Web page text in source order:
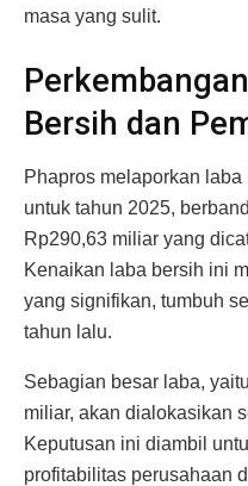
masa yang sulit.
Bersih dan
Phapros melaporkan
untuk tahun 2025,
Rp290,63 miliar yang
Kenaikan laba bersih ini
yang signifikan, tumbuh
tahun lalu.
Sebagian besar laba,
miliar, akan dialokasikan
Keputusan ini diambil
profitabilitas perusahaan